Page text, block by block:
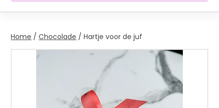
Home /Chocolade / Hartje voor de juf